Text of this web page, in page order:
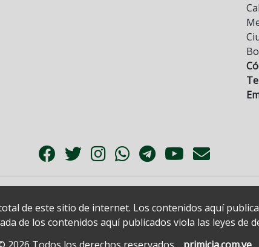
de este sitio de internet. Los contenidos aquí
de los contenidos aquí publicados viola las leyes de